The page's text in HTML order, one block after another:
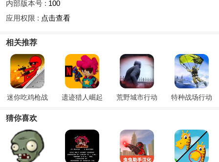
内部版本号 : 100
应用权限 : 点击查看
相关推荐
迷你吃鸡枪战 遗迹猎人崛起 荒野城市行动 特种战场行动
猜你喜欢